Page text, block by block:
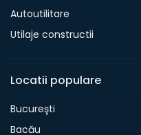
Autoutilitare
Utilaje constructii
Locatii populare
Bucureşti
Bacău